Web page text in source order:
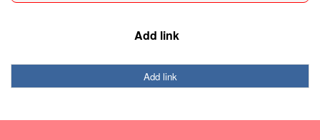
Add link
Add link